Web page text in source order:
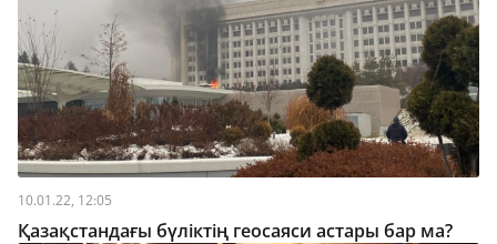
10.01.22, 12:05
Қазақстандағы бүліктің геосаяси астары бар ма?